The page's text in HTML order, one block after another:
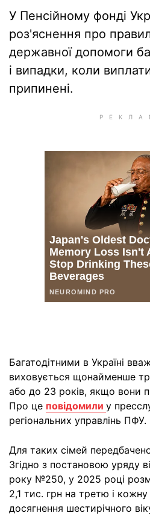
У Пенсійному фонді
роз'яснення про
державної допомоги
і випадки, коли
припинені.
Багатодітними в Україні
виховується щонайменше
або до 23 років, якщо вони
Про це повідомили у
регіональних управлінь ПФУ.
Для таких сімей
Згідно з постановою уряду
року №250, у 2025 році
2,1 тис. грн на третю і
досягнення шестирічного